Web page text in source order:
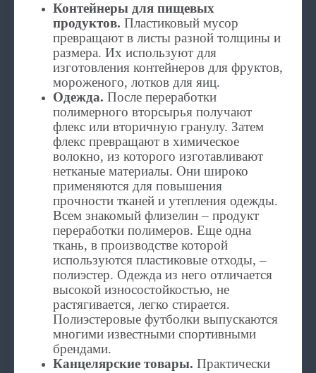
Контейнеры для пищевых
продуктов. Пластиковый мусор
превращают в листы разной толщины и
размера. Их используют для
изготовления контейнеров для фруктов,
мороженого, лотков для яиц.
Одежда. После переработки
полимерного вторсырья получают
флекс или вторичную гранулу. Затем
флекс превращают в химическое
волокно, из которого изготавливают
нетканые материалы. Они широко
применяются для повышения
прочности тканей и утепления одежды.
Всем знакомый флизелин – продукт
переработки полимеров. Еще одна
ткань, в производстве которой
используются пластиковые отходы, –
полиэстер. Одежда из него отличается
высокой износостойкостью, не
растягивается, легко стирается.
Полиэстеровые футболки выпускаются
многими известными спортивными
брендами.
Канцелярские товары. Практически